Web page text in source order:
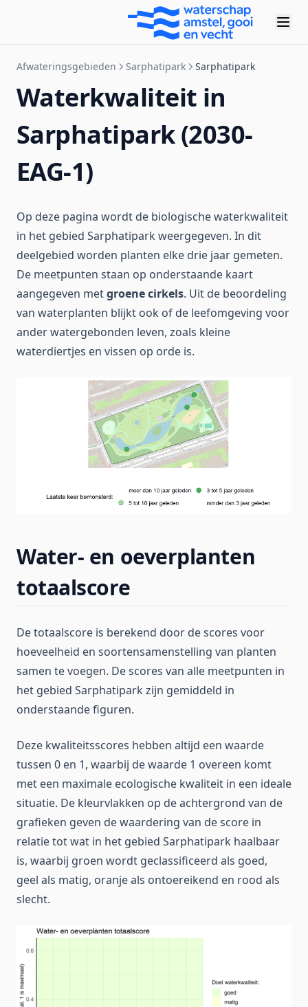
Afwateringsgebieden Sarphatipark Sarphatipark
Waterkwaliteit in
Sarphatipark (2030-
EAG-1)
Op deze pagina wordt de biologische waterkwaliteit
in het gebied Sarphatipark weergegeven. In dit
deelgebied worden planten elke drie jaar gemeten.
De meetpunten staan op onderstaande kaart
aangegeven metgroene cirkels. Uit de beoordeling
van waterplanten blijkt ook of de leefomgeving voor
ander watergebonden leven, zoals kleine
waterdiertjes en vissen op orde is.
Water- en oeverplanten
totaalscore
De totaalscore is berekend door de scores voor
hoeveelheid en soortensamenstelling van planten
samen te voegen. De scores van alle meetpunten in
het gebied Sarphatipark zijn gemiddeld in
onderstaande figuren.
Deze kwaliteitsscores hebben altijd een waarde
tussen 0 en 1, waarbij de waarde 1 overeen komt
met een maximale ecologische kwaliteit in een ideale
situatie. De kleurvlakken op de achtergrond van de
grafieken geven de waardering van de score in
relatie tot wat in het gebied Sarphatipark haalbaar
is, waarbij groen wordt geclassificeerd als goed,
geel als matig, oranje als ontoereikend en rood als
slecht.